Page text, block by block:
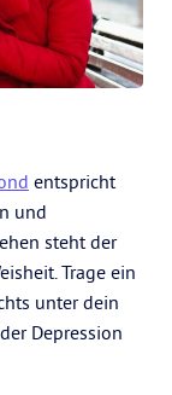
entspricht
und
steht der
Trage ein
unter dein
Depression